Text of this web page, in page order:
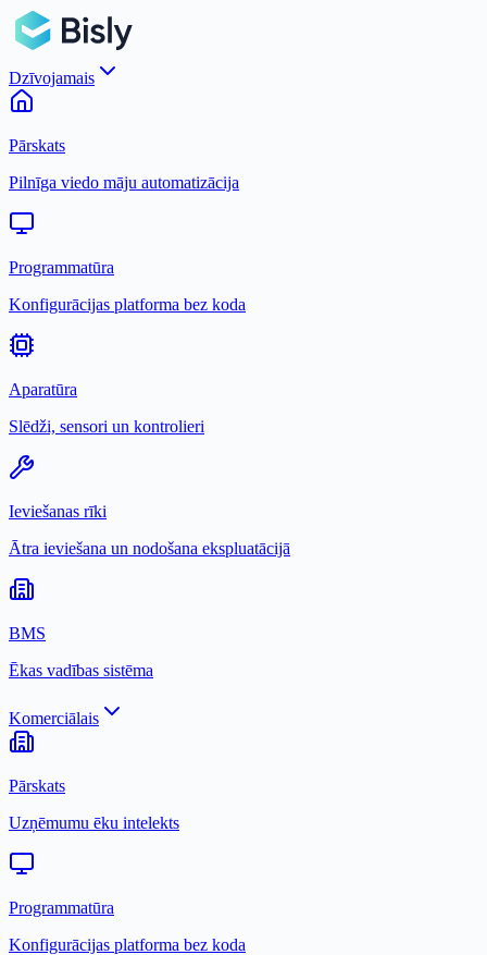
Dzīvojamais
Pārskats
Pilnīga viedo māju automatizācija
Programmatūra
Konfigurācijas platforma bez koda
Aparatūra
Slēdži, sensori un kontrolieri
Ieviešanas rīki
Ātra ieviešana un nodošana ekspluatācijā
BMS
Ēkas vadības sistēma
Komerciālais
Pārskats
Uzņēmumu ēku intelekts
Programmatūra
Konfigurācijas platforma bez koda